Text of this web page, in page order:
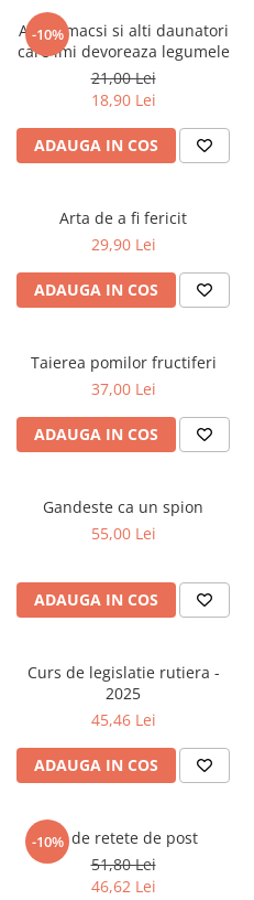
Audiobook
ReConnect
ScienceConnection
SelfHealing
Vindecare Spirituala
Senzatii/Thriller
SF & Fantasy
Teens Book Club
Umor
Instrumente si Truse Geometrie
Seturi scolare
Calculator
Consumabile & Accesorii
COLOREAZA CU PRIETENII
De colorat
Sa coloram cu Nicol
Carti educative
Codul copiilor de succes
Clubul Premiantilor
Super pitici 2-5 ani
Culegeri Auxiliare
Dictionare
Enciclopedii
Kids Book Club
Legende istorice
Lumea Copilariei
Ma pregatesc pentru scoala
Clasa a II-a
Clasa a III-a
Clasa a V-a
Clasa a VII-a
Clasa a VIII-a
Puzzle-uri
Puzzle
Puzzle 3D Lemn
-10%
Adio limacsi si alti daunatori
care imi devoreaza legumele
21,00 Lei
18,90 Lei
ADAUGA IN COS
Arta de a fi fericit
29,90 Lei
ADAUGA IN COS
Taierea pomilor fructiferi
37,00 Lei
ADAUGA IN COS
Gandeste ca un spion
55,00 Lei
ADAUGA IN COS
Curs de legislatie rutiera -
2025
45,46 Lei
ADAUGA IN COS
-10%52 de retete de post
51,80 Lei
46,62 Lei